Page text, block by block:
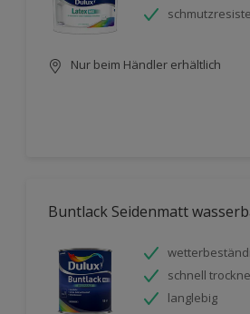
Nur beim Händler erhältlich
Buntlack Seidenmatt
schnell
langlebig